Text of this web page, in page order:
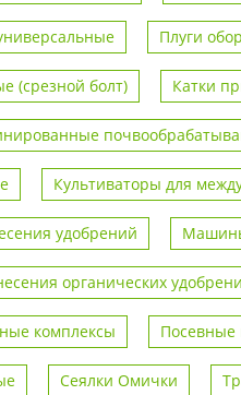
Плуги
(срезной болт) Катки
Культиваторы для
удобрений
органических
комплексы Посевные
Сеялки Омички